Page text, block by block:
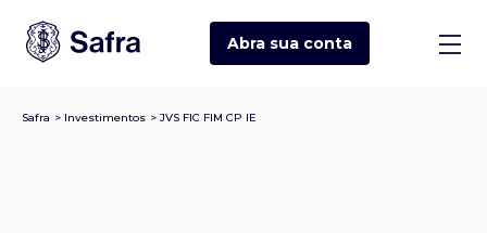
Abra sua conta
Safra > Investimentos > JVS FIC FIM CP IE